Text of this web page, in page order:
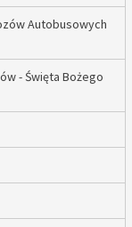
Autobusowych
- Święta Bożego